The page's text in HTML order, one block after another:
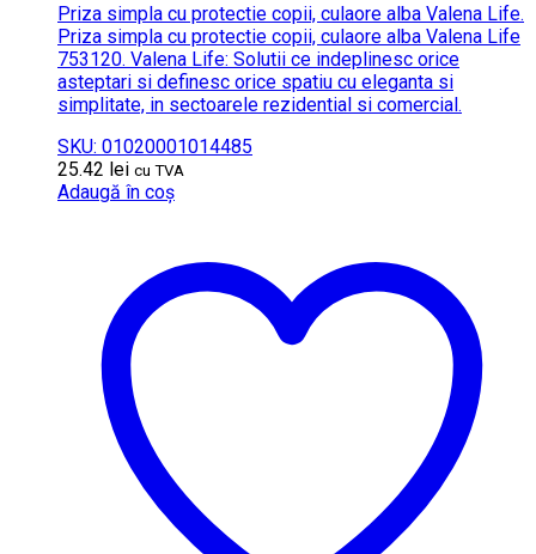
Priza simpla cu protectie copii, culaore alba Valena Life.
Priza simpla cu protectie copii, culaore alba Valena Life
753120. Valena Life: Solutii ce indeplinesc orice
asteptari si definesc orice spatiu cu eleganta si
simplitate, in sectoarele rezidential si comercial.
SKU: 01020001014485
25.42 lei cu TVA
Adaugă în coș